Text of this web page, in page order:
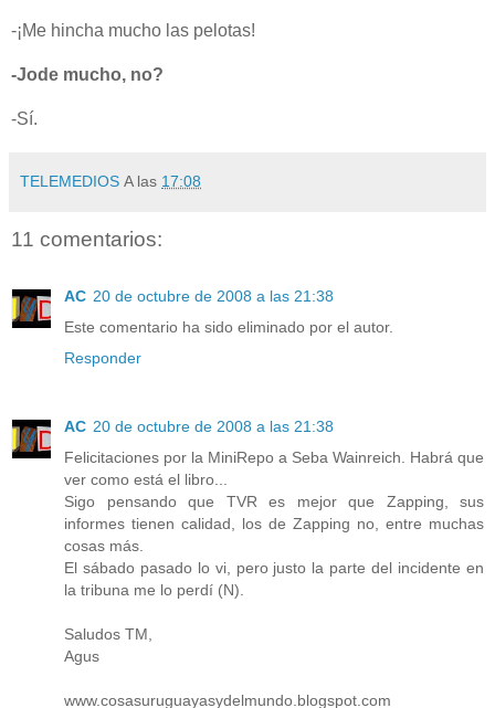
-¡Me hincha mucho las pelotas!
-Jode mucho, no?
-Sí.
TELEMEDIOS A las 17:08
11 comentarios:
AC 20 de octubre de 2008 a las 21:38
Este comentario ha sido eliminado por el autor.
Responder
AC 20 de octubre de 2008 a las 21:38
Felicitaciones por la MiniRepo a Seba Wainreich. Habrá que
ver como está el libro...
Sigo pensando que TVR es mejor que Zapping, sus
informes tienen calidad, los de Zapping no, entre muchas
cosas más.
El sábado pasado lo vi, pero justo la parte del incidente en
la tribuna me lo perdí (N).
Saludos TM,
Agus
www.cosasuruguayasydelmundo.blogspot.com